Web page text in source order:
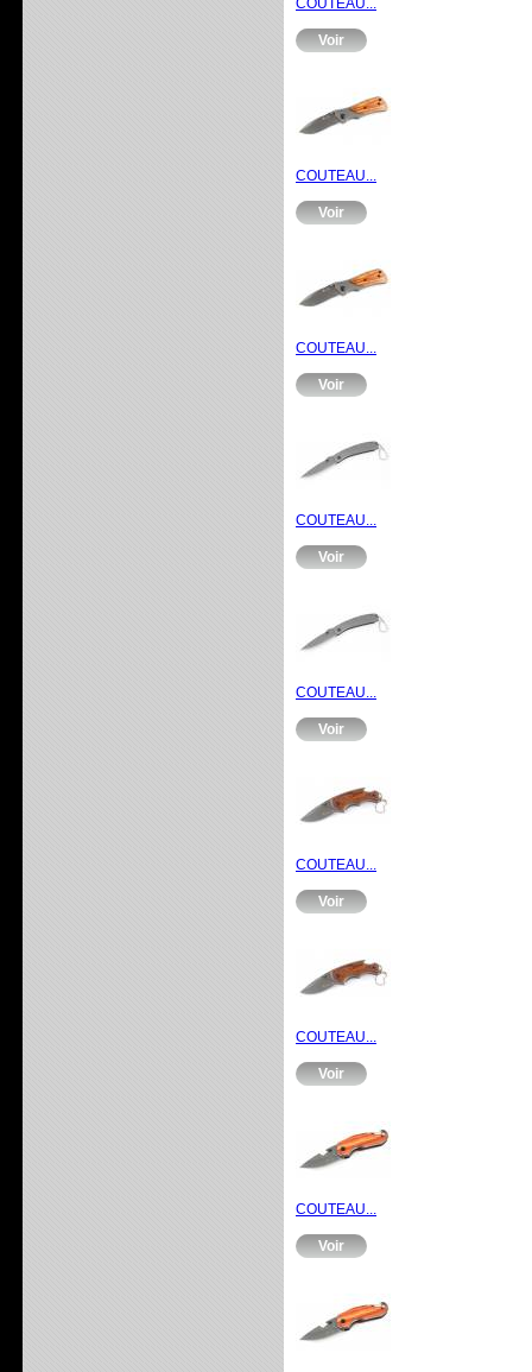
COUTEAU...
Voir
COUTEAU...
Voir
COUTEAU...
Voir
COUTEAU...
Voir
COUTEAU...
Voir
COUTEAU...
Voir
COUTEAU...
Voir
COUTEAU...
Voir